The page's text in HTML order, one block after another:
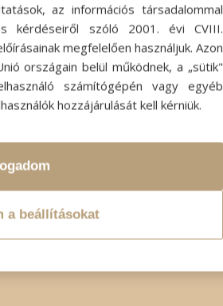
az információs társadalommal
kérdéseiről szóló 2001. évi CVIII.
megfelelően használjuk. Azon
országain belül működnek, a „sütik"
számítógépén vagy egyéb
hozzájárulását kell kérniük.
a beállításokat